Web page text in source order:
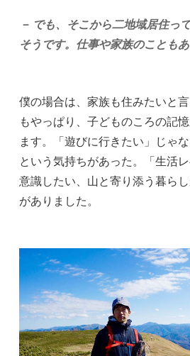
－ でも、そこから二地域居住っ
そうです。仕事や家族のこともあ
僕の場合は、家族も住みたいと
もやっぱり、子どものころの記
ます。「遊びに行きたい」じゃ
という気持ちがあった。「生活
意識したい、山と寄り添う暮ら
がありました。